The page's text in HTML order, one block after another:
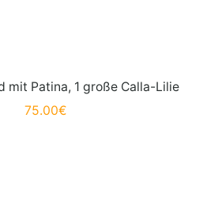
mit Patina, 1 große Calla-Lilie
75.00€